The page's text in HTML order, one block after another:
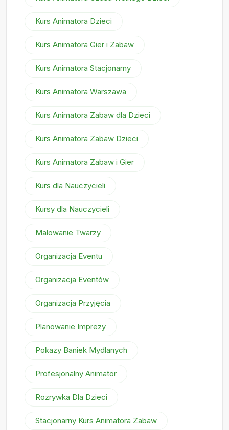
Kurs Animatora Dzieci
Kurs Animatora Gier i Zabaw
Kurs Animatora Stacjonarny
Kurs Animatora Warszawa
Kurs Animatora Zabaw dla Dzieci
Kurs Animatora Zabaw Dzieci
Kurs Animatora Zabaw i Gier
Kurs dla Nauczycieli
Kursy dla Nauczycieli
Malowanie Twarzy
Organizacja Eventu
Organizacja Eventów
Organizacja Przyjęcia
Planowanie Imprezy
Pokazy Baniek Mydlanych
Profesjonalny Animator
Rozrywka Dla Dzieci
Stacjonarny Kurs Animatora Zabaw